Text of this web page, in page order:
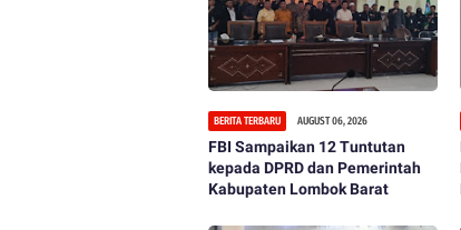
BERITA TERBARU AUGUST 06, 2026
FBI Sampaikan 12 Tuntutan
kepada DPRD dan Pemerintah
Kabupaten Lombok Barat